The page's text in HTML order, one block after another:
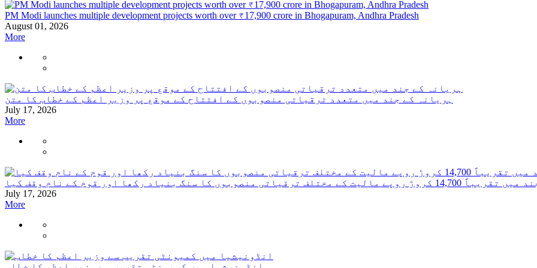
PM Modi launches multiple development projects worth over ₹17,900 crore in Bhogapuram, Andhra Pradesh
August 01, 2026
More
ہریانہ کے جند میں متعدد ترقیاتی منصوبوں کے افتتاح کے موقع پر وزیر اعظم کے خطاب کا متن
July 17, 2026
More
بنیاد رکھا اور قوم کے نام وقف کیا
July 17, 2026
More